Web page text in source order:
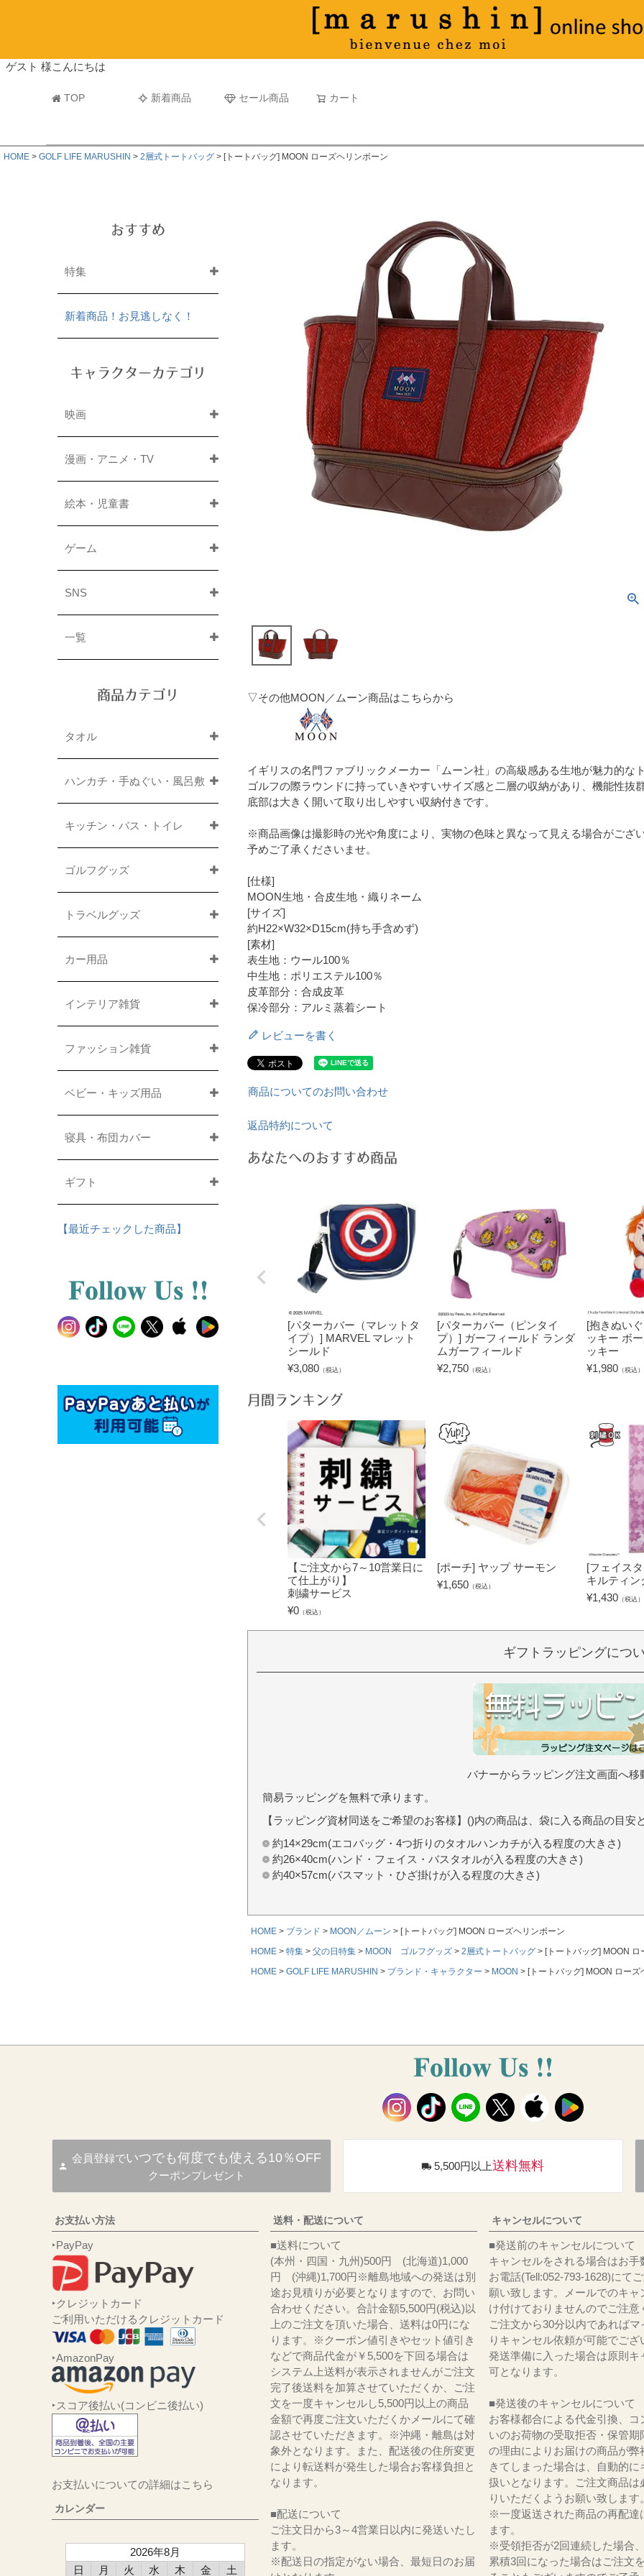
ゲスト 様こんにちは
TOP 新着商品 セール商品 カート
マフラータオル
並び順
新着順
古い順 価格が
HOME GOLF LIFE MARUSHIN 2層式トートバッグ [トートバッグ] MOON ローズヘリンボーン
おすすめ
特集
新着商品！お見逃しなく！
キャラクターカテゴリ
映画
漫画・アニメ・TV
絵本・児童書
ゲーム
SNS
一覧
商品カテゴリ
タオル
ハンカチ・手ぬぐい・風呂敷
キッチン・バス・トイレ
ゴルフグッズ
トラベルグッズ
カー用品
インテリア雑貨
ファッション雑貨
ベビー・キッズ用品
寝具・布団カバー
ギフト
【最近チェックした商品】
▽その他MOON／ムーン商品はこちらから
イギリスの名門ファブリックメーカー「ムーン社」の高級感ある生地が魅力的な
ゴルフの際ラウンドに持っていきやすいサイズ感と二層の収納があり、機能性抜
底部は大きく開いて取り出しやすい収納付きです。
※商品画像は撮影時の光や角度により、実物の色味と異なって見える場合がござい
予めご了承くださいませ。
[仕様]
MOON生地・合皮生地・織りネーム
[サイズ]
約H22×W32×D15cm(持ち手含めず)
[素材]
表生地：ウール100％
中生地：ポリエステル100％
皮革部分：合成皮革
保冷部分：アルミ蒸着シート
レビューを書く
商品についてのお問い合わせ
返品特約について
あなたへのおすすめ商品
[パターカバー（マレットタ
イプ）] MARVEL マレット
シールド
¥3,080 （税込）
[パターカバー（ピンタイ
プ）] ガーフィールド ランダ
ムガーフィールド
¥2,750 （税込）
[抱きぬい
ッキー ボ
ッキー
¥1,980 （税込）
月間ランキング
【ご注文から7～10営業日に
て仕上がり】
刺繍サービス
¥0 （税込）
[ポーチ] ヤップ サーモン
¥1,650 （税込）
[フェイス
キルティン
¥1,430 （税込）
ギフトラッピングにつ
バナーからラッピング注文画面へ移
簡易ラッピングを無料で承ります。
【ラッピング資材同送をご希望のお客様】()内の商品は、袋に入る商品の目安
約14×29cm(エコバッグ・4つ折りのタオルハンカチが入る程度の大きさ)
約26×40cm(ハンド・フェイス・バスタオルが入る程度の大きさ)
約40×57cm(バスマット・ひざ掛けが入る程度の大きさ)
HOME ブランド MOON／ムーン
[トートバッグ] MOON ローズヘリンボーン
HOME
特集 父の日特集 MOON ゴルフグッズ 2層式トートバッグ
[トートバッグ] MOON
HOME
GOLF LIFE MARUSHIN ブランド・キャラクター MOON [トートバッグ] MOON ローズ
会員登録でいつでも何度でも使える10％OFF
クーポンプレゼント
5,500円以上送料無料
お支払い方法
‣PayPay
‣クレジットカード
ご利用いただけるクレジットカード
‣AmazonPay
‣スコア後払い(コンビニ後払い)
お支払いについての詳細はこちら
カレンダー
2026年8月
日
月 火 水 木 金 土
送料・配送について
■送料について
(本州・四国・九州)500円 (北海道)1,000
円 (沖縄)1,700円※離島地域への発送は別
途お見積りが必要となりますので、お問い
合わせください。合計金額5,500円(税込)以
上のご注文を頂いた場合、送料は0円にな
ります。※クーポン値引きやセット値引き
などで商品代金が￥5,500を下回る場合は
システム上送料が表示されませんがご注文
完了後送料を加算させていただくか、ご注
文を一度キャンセルし5,500円以上の商品
金額で再度ご注文いただくかメールにて確
認させていただきます。※沖縄・離島は対
象外となります。また、配送後の住所変更
により転送料が発生した場合お客様負担と
なります。
■配送について
ご注文日から3～4営業日以内に発送いたし
ます。
※配送日の指定がない場合、最短日のお届
キャンセルについて
■発送前のキャンセルについて
キャンセルをされる場合はお手
お電話(Tell:052-793-1628)にて
願い致します。メールでのキャ
け付けておりませんのでご注意
ご注文から30分以内であればマ
りキャンセル依頼が可能でござ
発送準備に入った場合は原則キ
可となります。
■発送後のキャンセルについて
お客様都合による代金引換、コ
いのお荷物の受取拒否・保管期
の理由によりお届けの商品が弊
きてしまった場合は、自動的に
扱いとなります。ご注文商品は
りいただくようお願い致します。
※一度返送された商品の再配達
ます。
※受領拒否が2回連続した場合
累積3回になった場合はご注文